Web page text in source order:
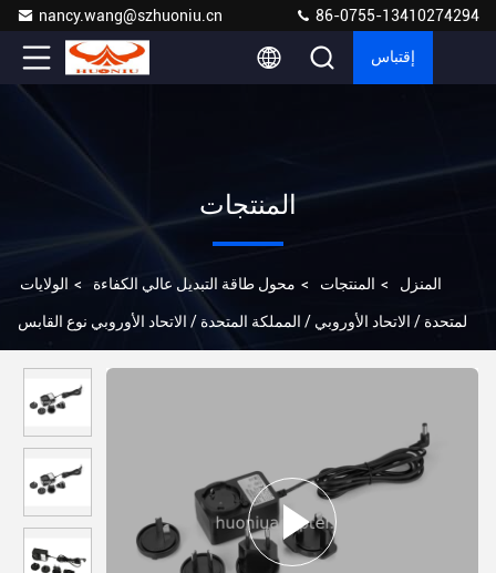
nancy.wang@szhuoniu.cn 86-0755-13410274294
إقتباس
المنتجات
المنزل > المنتجات > محول طاقة التبديل عالي الكفاءة > الولايات
المتحدة / الاتحاد الأوروبي / المملكة المتحدة / الاتحاد الأوروبي نوع القابس